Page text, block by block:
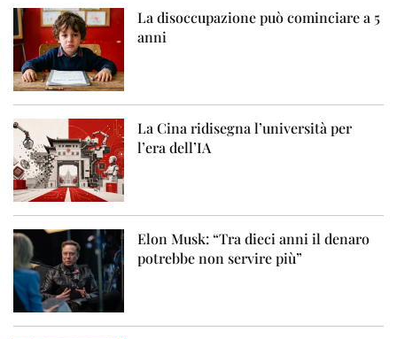
La disoccupazione può cominciare a 5
anni
La Cina ridisegna l’università per
l’era dell’IA
Elon Musk: “Tra dieci anni il denaro
potrebbe non servire più”